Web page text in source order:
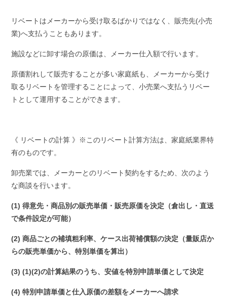
リベートはメーカーから受け取るばかりではなく、販売先(小売
業)へ支払うこともあります。
施設などに卸す場合の原価は、メーカー仕入額で行います。
原価割れして販売することが多い家庭紙も、メーカーから受け
取るリベートを管理することによって、小売業へ支払うリベー
トとして運用することができます。
《 リベートの計算 》※このリベート計算方法は、家庭紙業界特
有のものです。
卸売業では、メーカーとのリベート契約をするため、次のよう
な商談を行います。
(1) 得意先・商品別の販売単価・販売原価を決定（倉出し・直送
で条件設定が可能）
(2) 商品ごとの補填粗利率、ケース出荷補償額の決定（量販店か
らの販売単価から、特別単価を算出）
(3) (1)(2)の計算結果のうち、安値を特別申請単価として決定
(4) 特別申請単価と仕入原価の差額をメーカーへ請求